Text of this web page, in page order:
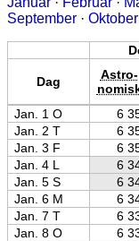
September · Oktober
Dag
Astro-
Jan. 1 O 6
Jan. 2 T
6
Jan. 3 F
6
Jan. 4 L
6
Jan. 5 S
6
Jan. 6 M
6
Jan. 7 T
6
Jan. 8 O
6